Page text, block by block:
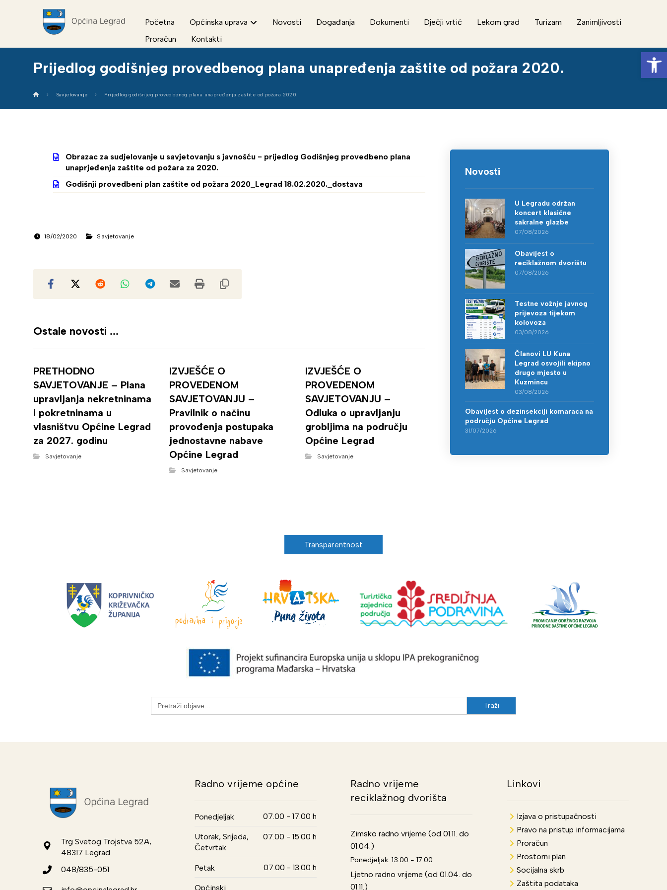
Početna Općinska uprava Novosti Događanja Dokumenti Dječji vrtić Lekom grad Turizam
Zanimljivosti
Proračun
Kontakti
Prijedlog godišnjeg provedbenog plana unapređenja zaštite od požara 2020.
Savjetovanje Prijedlog godišnjeg provedbenog plana unapređenja zaštite od požara 2020.
Obrazac za sudjelovanje u savjetovanju s javnošću - prijedlog Godišnjeg provedbeno plana
unaprjeđenja zaštite od požara za 2020.
Godišnji provedbeni plan zaštite od požara 2020_Legrad 18.02.2020._dostava
18/02/2020 Savjetovanje
Ostale novosti ...
PRETHODNO
SAVJETOVANJE – Plana
upravljanja nekretninama
i pokretninama u
vlasništvu Općine Legrad
za 2027. godinu
Savjetovanje
IZVJEŠĆE O
PROVEDENOM
SAVJETOVANJU –
Pravilnik o načinu
provođenja postupaka
jednostavne nabave
Općine Legrad
Savjetovanje
IZVJEŠĆE O
PROVEDENOM
SAVJETOVANJU –
Odluka o upravljanju
grobljima na području
Općine Legrad
Savjetovanje
Novosti
U Legradu održan
koncert klasične
sakralne glazbe
07/08/2026
Obavijest o
reciklažnom dvorištu
07/08/2026
Testne vožnje javnog
prijevoza tijekom
kolovoza
03/08/2026
Članovi LU Kuna
Legrad osvojili ekipno
drugo mjesto u
Kuzmincu
03/08/2026
Obavijest o dezinsekciji komaraca na
području Općine Legrad
31/07/2026
Transparentnost
Search
for:
Trg Svetog Trojstva 52A,
48317 Legrad
048/835-051
Radno vrijeme općine
Ponedjeljak 07.00 - 17.00 h
Utorak, Srijeda,
Četvrtak
07.00 - 15.00 h
Petak 07.00 - 13.00 h
Općinski
Radno vrijeme
reciklažnog dvorišta
Zimsko radno vrijeme (od 01.11. do
01.04.)
Ponedjeljak: 13:00 - 17:00
Ljetno radno vrijeme (od 01.04. do
01.11.)
Linkovi
Izjava o pristupačnosti
Pravo na pristup informacijama
Proračun
Prostorni plan
Socijalna skrb
Zaštita podataka